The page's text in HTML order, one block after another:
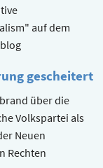
auf dem
gescheitert
über die
Volkspartei als
Neuen
Rechten